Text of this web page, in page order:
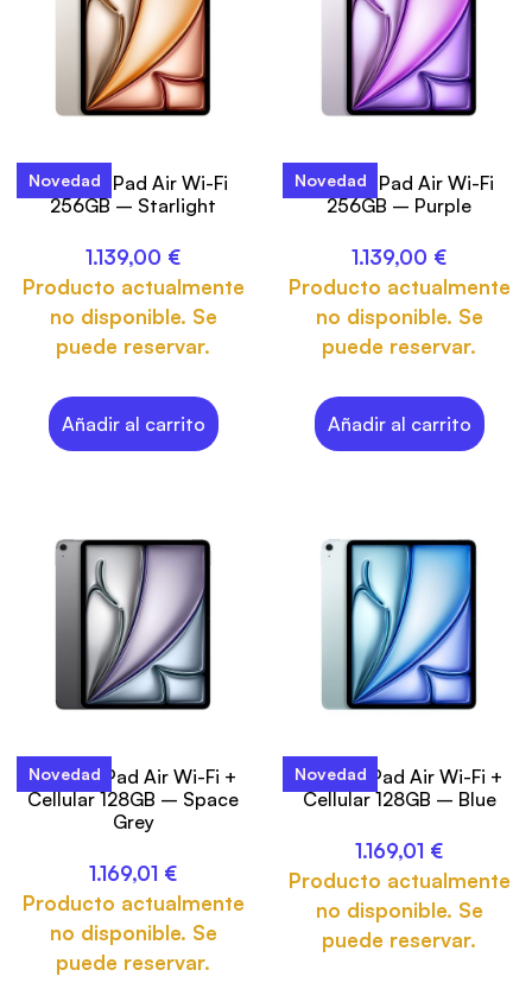
Novedad
13-inch iPad Air Wi-Fi
256GB – Starlight
1.139,00 €
Producto actualmente
no disponible. Se
puede reservar.
Añadir al carrito
Novedad
13-inch iPad Air Wi-Fi
256GB – Purple
1.139,00 €
Producto actualmente
no disponible. Se
puede reservar.
Añadir al carrito
Novedad
13-inch iPad Air Wi-Fi +
Cellular 128GB – Space
Grey
1.169,01 €
Producto actualmente
no disponible. Se
puede reservar.
Novedad
13-inch iPad Air Wi-Fi +
Cellular 128GB – Blue
1.169,01 €
Producto actualmente
no disponible. Se
puede reservar.